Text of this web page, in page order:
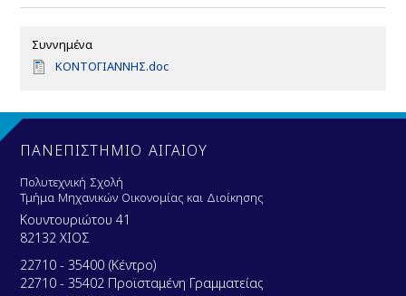
Συννημένα
D
u
e
n
t
ΚΟΝΤΟΓΙΑΝΝΗΣ.doc
ΠΑΝΕΠΙΣΤΗΜΙΟ ΑΙΓΑΙΟΥ
Πολυτεχνική Σχολή
Τμήμα Μηχανικών Οικονομίας και Διοίκησης
Κουντουριώτου 41
82132 ΧΙΟΣ
22710 - 35400 (Κέντρο)
22710 - 35402 Προϊσταμένη Γραμματείας